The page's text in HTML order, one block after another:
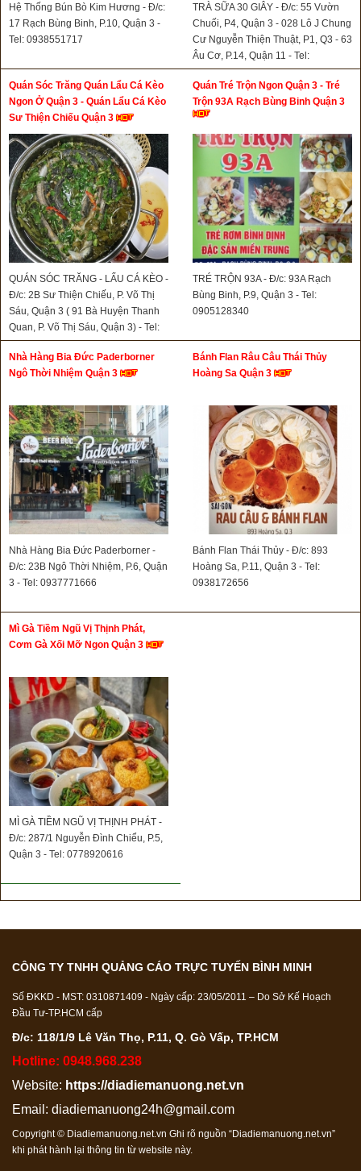
Hệ Thống Bún Bò Kim Hương - Đ/c:
17 Rạch Bùng Binh, P.10, Quận 3 -
Tel: 0938551717
TRÀ SỮA 30 GIÂY - Đ/c: 55 Vườn
Chuối, P4, Quận 3 - 028 Lô J Chung
Cư Nguyễn Thiện Thuật, P1, Q3 - 63
Âu Cơ, P.14, Quận 11 - Tel:
0908766138
Quán Sóc Trăng Quán Lẩu Cá Kèo
Ngon Ở Quận 3 - Quán Lẩu Cá Kèo
Sư Thiện Chiếu Quận 3
QUÁN SÓC TRĂNG - LẨU CÁ KÈO -
Đ/c: 2B Sư Thiện Chiếu, P. Võ Thị
Sáu, Quận 3 ( 91 Bà Huyện Thanh
Quan, P. Võ Thị Sáu, Quận 3) - Tel:
0903826414
Quán Tré Trộn Ngon Quận 3 - Tré
Trộn 93A Rạch Bùng Binh Quận 3
TRÉ TRỘN 93A - Đ/c: 93A Rạch
Bùng Binh, P.9, Quận 3 - Tel:
0905128340
Nhà Hàng Bia Đức Paderborner
Ngô Thời Nhiệm Quận 3
Nhà Hàng Bia Đức Paderborner -
Đ/c: 23B Ngô Thời Nhiệm, P.6, Quận
3 - Tel: 0937771666
Bánh Flan Râu Câu Thái Thủy
Hoàng Sa Quận 3
Bánh Flan Thái Thủy - Đ/c: 893
Hoàng Sa, P.11, Quận 3 - Tel:
0938172656
Mì Gà Tiềm Ngũ Vị Thịnh Phát,
Cơm Gà Xối Mỡ Ngon Quận 3
MÌ GÀ TIỀM NGŨ VỊ THỊNH PHÁT -
Đ/c: 287/1 Nguyễn Đình Chiểu, P.5,
Quận 3 - Tel: 0778920616
CÔNG TY TNHH QUẢNG CÁO TRỰC TUYẾN BÌNH MINH
Số ĐKKD - MST: 0310871409 - Ngày cấp: 23/05/2011 – Do Sở Kế Hoạch
Đầu Tư-TP.HCM cấp
Đ/c: 118/1/9 Lê Văn Thọ, P.11, Q. Gò Vấp, TP.HCM
Hotline: 0948.968.238
Website: https://diadiemanuong.net.vn
Email: diadiemanuong24h@gmail.com
Copyright © Diadiemanuong.net.vn Ghi rõ nguồn “Diadiemanuong.net.vn”
khi phát hành lại thông tin từ website này.